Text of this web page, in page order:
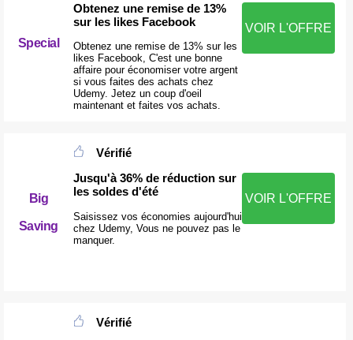
Special
Obtenez une remise de 13%
sur les likes Facebook
Obtenez une remise de 13% sur les
likes Facebook, C'est une bonne
affaire pour économiser votre argent
si vous faites des achats chez
Udemy. Jetez un coup d'oeil
maintenant et faites vos achats.
VOIR L'OFFRE
Big
Saving
Vérifié
Jusqu'à 36% de réduction sur
les soldes d'été
Saisissez vos économies aujourd'hui
chez Udemy, Vous ne pouvez pas le
manquer.
VOIR L'OFFRE
Vérifié